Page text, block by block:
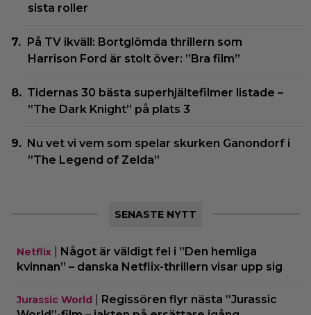
sista roller
På TV ikväll: Bortglömda thrillern som
Harrison Ford är stolt över: ”Bra film”
Tidernas 30 bästa superhjältefilmer listade –
”The Dark Knight” på plats 3
Nu vet vi vem som spelar skurken Ganondorf i
”The Legend of Zelda”
SENASTE NYTT
Netflix
Något är väldigt fel i ”Den hemliga
kvinnan” – danska Netflix-thrillern visar upp sig
Jurassic World
Regissören flyr nästa ”Jurassic